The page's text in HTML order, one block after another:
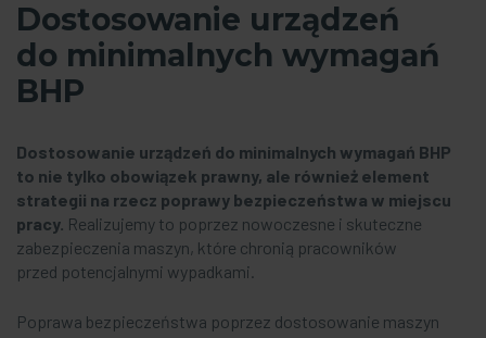
Dostosowanie urządzeń
do minimalnych wymagań
BHP
Dostosowanie urządzeń do minimalnych wymagań BHP
to nie tylko obowiązek prawny, ale również element
strategii na rzecz poprawy bezpieczeństwa w miejscu
pracy. Realizujemy to poprzez nowoczesne i skuteczne
zabezpieczenia maszyn, które chronią pracowników
przed potencjalnymi wypadkami.
Poprawa bezpieczeństwa poprzez dostosowanie maszyn